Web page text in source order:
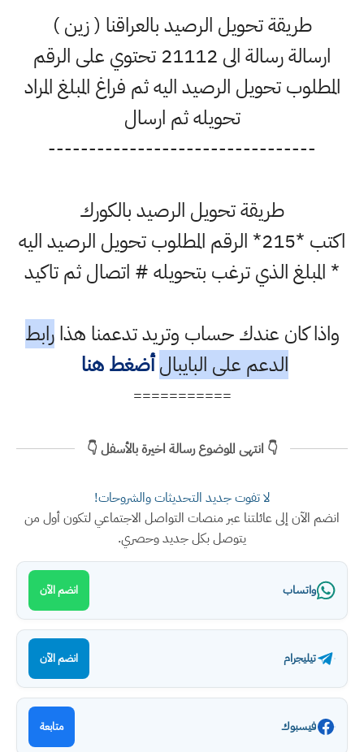
طريقة تحويل الرصيد بالعراقنا ( زين )
ارسالة رسالة الى 21112 تحتوي على الرقم
المطلوب تحويل الرصيد اليه ثم فراغ المبلغ المراد
تحويله ثم ارسال
---------------------------------
طريقة تحويل الرصيد بالكورك
اكتب *215* الرقم المطلوب تحويل الرصيد اليه
* المبلغ الذي ترغب بتحويله # اتصال ثم تاكيد
واذا كان عندك حساب وتريد تدعمنا هذارابط
الدعم على البايبال أضغط هنا
===========
👇 انتهى الموضوع رسالة اخيرة بالأسفل 👇
لا تفوت جديد التحديثات والشروحات!
انضم الآن إلى عائلتنا عبر منصات التواصل الاجتماعي لتكون أول من
يتوصل بكل جديد وحصري.
واتساب انضم الآن
تيليجرام انضم الآن
فيسبوك متابعة